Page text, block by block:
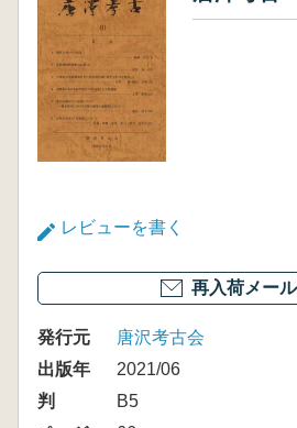
レビューを書く
再入荷メー
発行元
唐沢考古会
出版年
2021/06
判
B5